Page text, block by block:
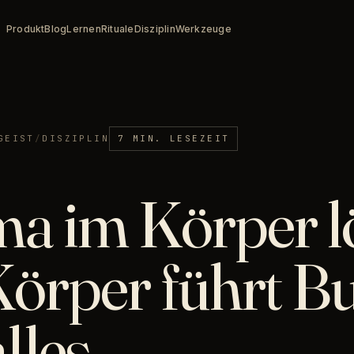
ProduktBlogLernenRitualeDisziplinWerkzeuge
/ DISZIPLIN 7 MIN. LESEZEIT
im Körper
führt